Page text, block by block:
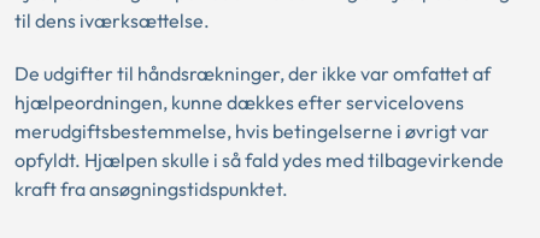
til dens iværksættelse.
De udgifter til håndsrækninger, der ikke var omfattet af
hjælpeordningen, kunne dækkes efter servicelovens
merudgiftsbestemmelse, hvis betingelserne i øvrigt var
opfyldt. Hjælpen skulle i så fald ydes med tilbagevirkende
kraft fra ansøgningstidspunktet.